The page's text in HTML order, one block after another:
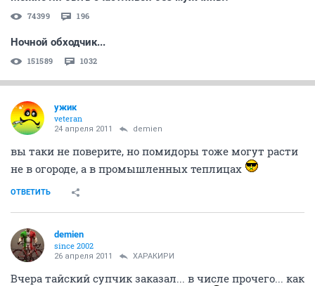
74399 196
Ночной обходчик...
151589 1032
ужик
veteran
24 апреля 2011 demien
вы таки не поверите, но помидоры тоже могут расти
не в огороде, а в промышленных теплицах
ОТВЕТИТЬ
demien
since 2002
26 апреля 2011 ХАРАКИРИ
Вчера тайский супчик заказал... в числе прочего... как